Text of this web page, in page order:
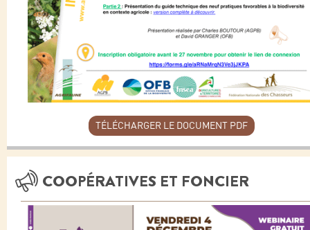
TÉLÉCHARGER LE DOCUMENT PDF
COOPÉRATIVES ET FONCIER